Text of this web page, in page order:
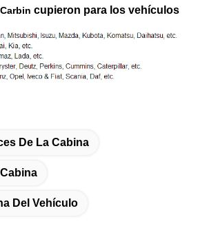
cupieron para los vehículos
De La Cabina
Del Vehículo